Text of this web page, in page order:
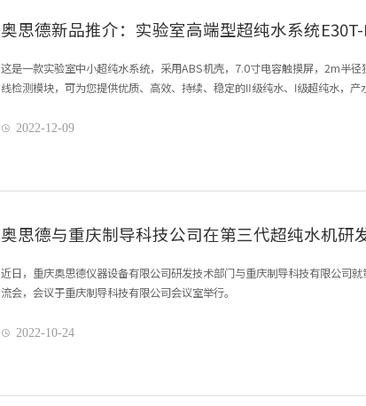
奥思德新品推介：实验室高端型超纯水系统
这是一款实验室中小超纯水系统，采用ABS机壳，7.0寸电容触摸屏，2m半
线检测模块，可为您提供优质、高效、持续、稳定的Ⅱ级纯水、Ⅰ级超纯水，
 2022-12-09
奥思德与重庆制导科技公司在第三代超纯水机研
近日，重庆奥思德仪器设备有限公司研发技术部门与重庆制导科技有限公司
流会，会议于重庆制导科技有限公司会议室举行。
 2022-10-24